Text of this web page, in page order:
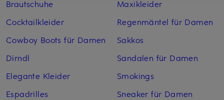
Brautschuhe
Cocktailkleider
Cowboy Boots für Damen
Dirndl
Elegante Kleider
Espadrilles
Maxikleider
Regenmäntel für Damen
Sakkos
Sandalen für Damen
Smokings
Sneaker für Damen